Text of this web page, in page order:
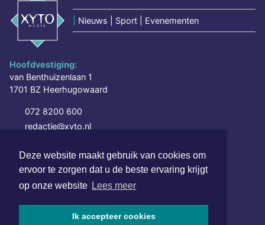
Deze website maakt gebruik van cookies om
ervoor te zorgen dat u de beste ervaring krijgt
op onze website Lees meer
Ik accepteer cookies
Nieuws | Sport | Evenementen
Hoofdvestiging:
van Benthuizenlaan 1
1701 BZ Heerhugowaard
072 8200 600
redactie@xyto.nl
SOCIAL MEDIA